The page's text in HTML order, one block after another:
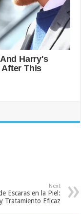
Next
Escaras en la Piel:
Tratamiento Eficaz